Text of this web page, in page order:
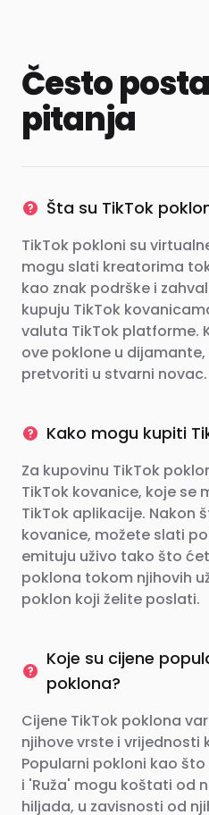
Često
pitanja
Šta su TikTok
TikTok pokloni su
mogu slati kreatorima
kao znak podrške i
kupuju TikTok
valuta TikTok platforme.
ove poklone u
pretvoriti u stvarni novac.
Kako mogu kupiti
Za kupovinu TikTok
TikTok kovanice, koje se
TikTok aplikacije. Nakon
kovanice, možete slati
emituju uživo tako što
poklona tokom njihovih
poklon koji želite poslati.
Koje su cijene
poklona?
Cijene TikTok poklona
njihove vrste i vrijednosti
Popularni pokloni kao što
i 'Ruža' mogu koštati od
hiljada, u zavisnosti od